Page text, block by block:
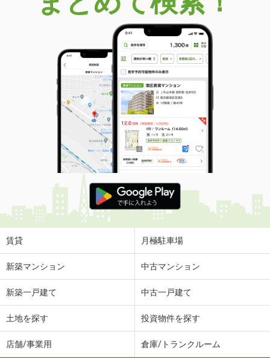
賃貸 月極駐車場
新築マンション 中古マンション
新築一戸建て 中古一戸建て
土地を探す 投資物件を探す
店舗/事業用 倉庫/トランクルーム